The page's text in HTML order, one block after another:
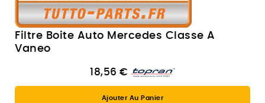
Filtre Boite Auto Mercedes Classe A
Vaneo
18,56 €
Ajouter Au Panier